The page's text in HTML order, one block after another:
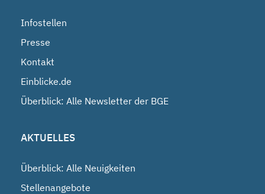
Infostellen
Presse
Kontakt
Einblicke.de
Überblick: Alle Newsletter der BGE
AKTUELLES
Überblick: Alle Neuigkeiten
Stellenangebote